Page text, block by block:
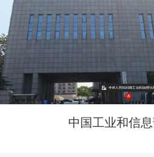
中国工业和信